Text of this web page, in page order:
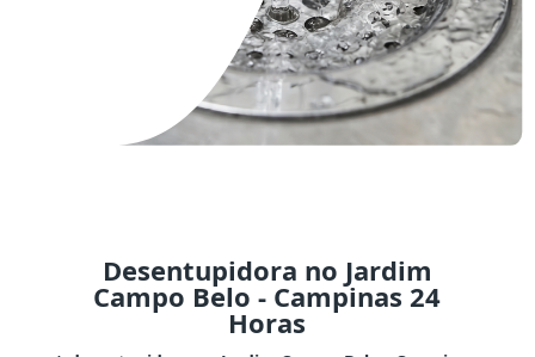
Desentupidora no Jardim
Campo Belo - Campinas 24
Horas